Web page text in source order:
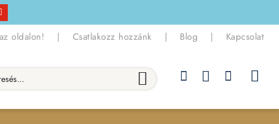
oldalon! | Csatlakozz hozzánk | Blog | Kapcsolat